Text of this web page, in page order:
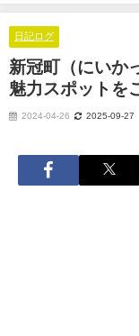
ットをご紹介！
日記ログ
新冠町（にいか
魅力スポットを
2024-04-26 2025-09-27